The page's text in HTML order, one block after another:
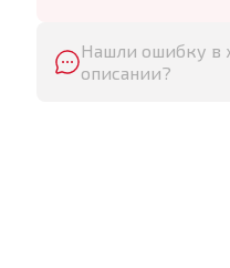
Нашли ошибку в
описании?